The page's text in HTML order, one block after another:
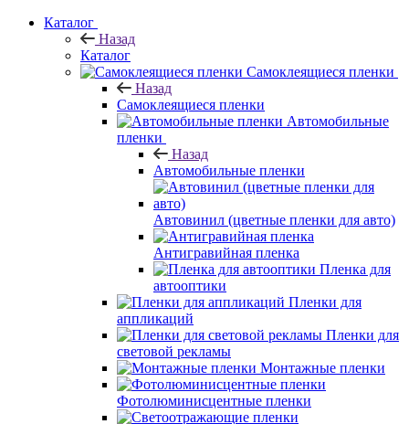
Каталог
Назад
Каталог
Самоклеящиеся пленки
Назад
Самоклеящиеся пленки
Автомобильные
пленки
Назад
Автомобильные пленки
Автовинил (цветные пленки для авто)
Антигравийная пленка
Пленка для
автооптики
Пленки для
аппликаций
Пленки для
световой рекламы
Монтажные пленки
Фотолюминисцентные пленки